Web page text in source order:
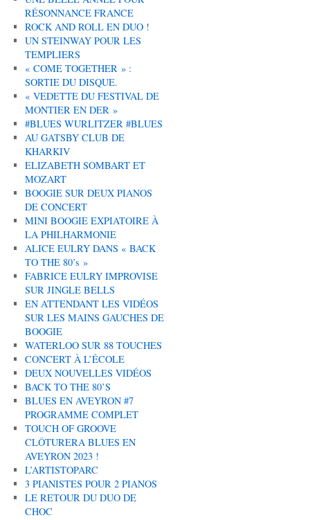
RÉSONNANCE FRANCE
ROCK AND ROLL EN DUO !
UN STEINWAY POUR LES
TEMPLIERS
« COME TOGETHER » :
SORTIE DU DISQUE.
« VEDETTE DU FESTIVAL DE
MONTIER EN DER »
#BLUES WURLITZER #BLUES
AU GATSBY CLUB DE
KHARKIV
ELIZABETH SOMBART ET
MOZART
BOOGIE SUR DEUX PIANOS
DE CONCERT
MINI BOOGIE EXPIATOIRE À
LA PHILHARMONIE
ALICE EULRY DANS « BACK
TO THE 80’s »
FABRICE EULRY IMPROVISE
SUR JINGLE BELLS
EN ATTENDANT LES VIDÉOS
SUR LES MAINS GAUCHES DE
BOOGIE
WATERLOO SUR 88 TOUCHES
CONCERT À L’ÉCOLE
DEUX NOUVELLES VIDÉOS
BACK TO THE 80’S
BLUES EN AVEYRON #7
PROGRAMME COMPLET
TOUCH OF GROOVE
CLÔTURERA BLUES EN
AVEYRON 2023 !
L’ARTISTOPARC
3 PIANISTES POUR 2 PIANOS
LE RETOUR DU DUO DE
CHOC